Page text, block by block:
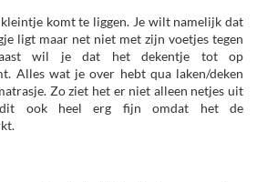
komt te liggen. Je wilt namelijk dat
ligt maar net niet met zijn voetjes tegen
wil je dat het dekentje tot op
Alles wat je over hebt qua laken/deken
Zo ziet het er niet alleen netjes uit
dit ook heel erg fijn omdat het de